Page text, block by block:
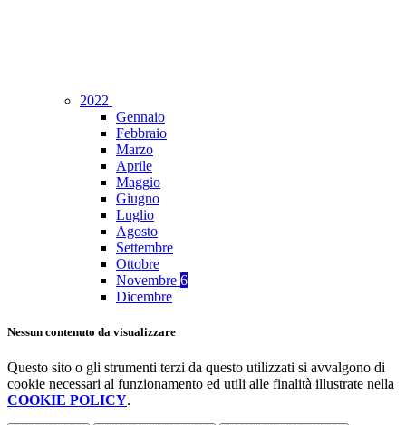
2022
Gennaio
Febbraio
Marzo
Aprile
Maggio
Giugno
Luglio
Agosto
Settembre
Ottobre
Novembre 6
Dicembre
Nessun contenuto da visualizzare
Questo sito o gli strumenti terzi da questo utilizzati si avvalgono di
cookie necessari al funzionamento ed utili alle finalità illustrate nella
COOKIE POLICY.